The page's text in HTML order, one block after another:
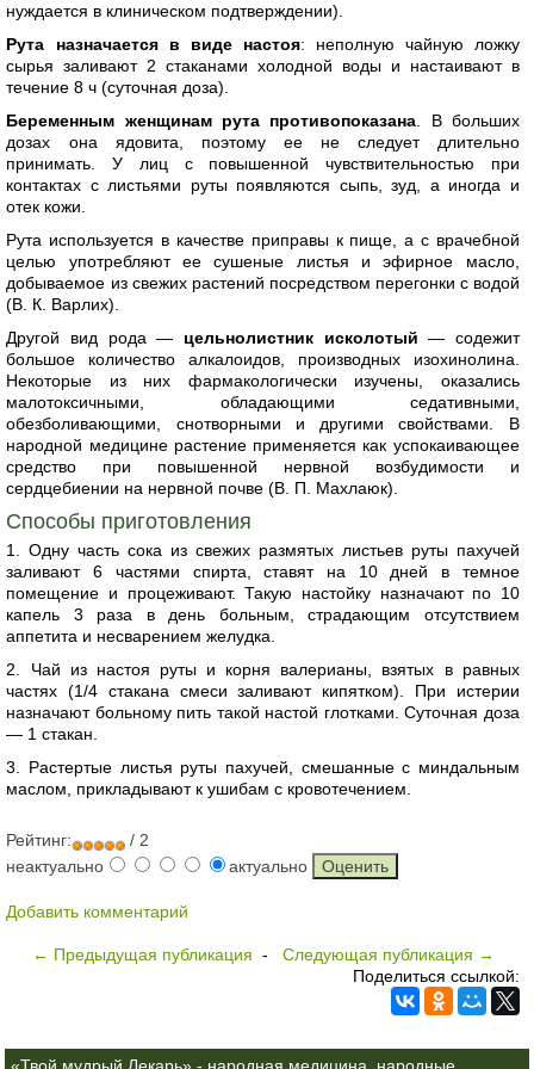
нуждается в клиническом подтверждении).
Рута назначается в виде настоя: неполную чайную ложку
сырья заливают 2 стаканами холодной воды и настаивают в
течение 8 ч (суточная доза).
Беременным женщинам рута противопоказана . В больших
дозах она ядовита, поэтому ее не следует длительно
принимать. У лиц с повышенной чувствительностью при
контактах с листьями руты появляются сыпь, зуд, а иногда и
отек кожи.
Рута используется в качестве приправы к пище, а с врачебной
целью употребляют ее сушеные листья и эфирное масло,
добываемое из свежих растений посредством перегонки с водой
(В. К. Варлих).
Другой вид рода — цельнолистник исколотый — содежит
большое количество алкалоидов, производных изохинолина.
Некоторые из них фармакологически изучены, оказались
малотоксичными, обладающими седативными,
обезболивающими, снотворными и другими свойствами. В
народной медицине растение применяется как успокаивающее
средство при повышенной нервной возбудимости и
сердцебиении на нервной почве (В. П. Махлаюк).
Способы приготовления
1. Одну часть сока из свежих размятых листьев руты пахучей
заливают 6 частями спирта, ставят на 10 дней в темное
помещение и процеживают. Такую настойку назначают по 10
капель 3 раза в день больным, страдающим отсутствием
аппетита и несварением желудка.
2. Чай из настоя руты и корня валерианы, взятых в равных
частях (1/4 стакана смеси заливают кипятком). При истерии
назначают больному пить такой настой глотками. Суточная доза
— 1 стакан.
3. Растертые листья руты пахучей, смешанные с миндальным
маслом, прикладывают к ушибам с кровотечением.
Рейтинг:
/ 2
неактуально
актуально
Добавить комментарий
← Предыдущая публикация - Следующая публикация →
Поделиться ссылкой:
«Твой мудрый Лекарь» - народная медицина, народные